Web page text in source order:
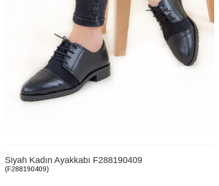
Siyah Kadın Ayakkabı F288190409
(F288190409)